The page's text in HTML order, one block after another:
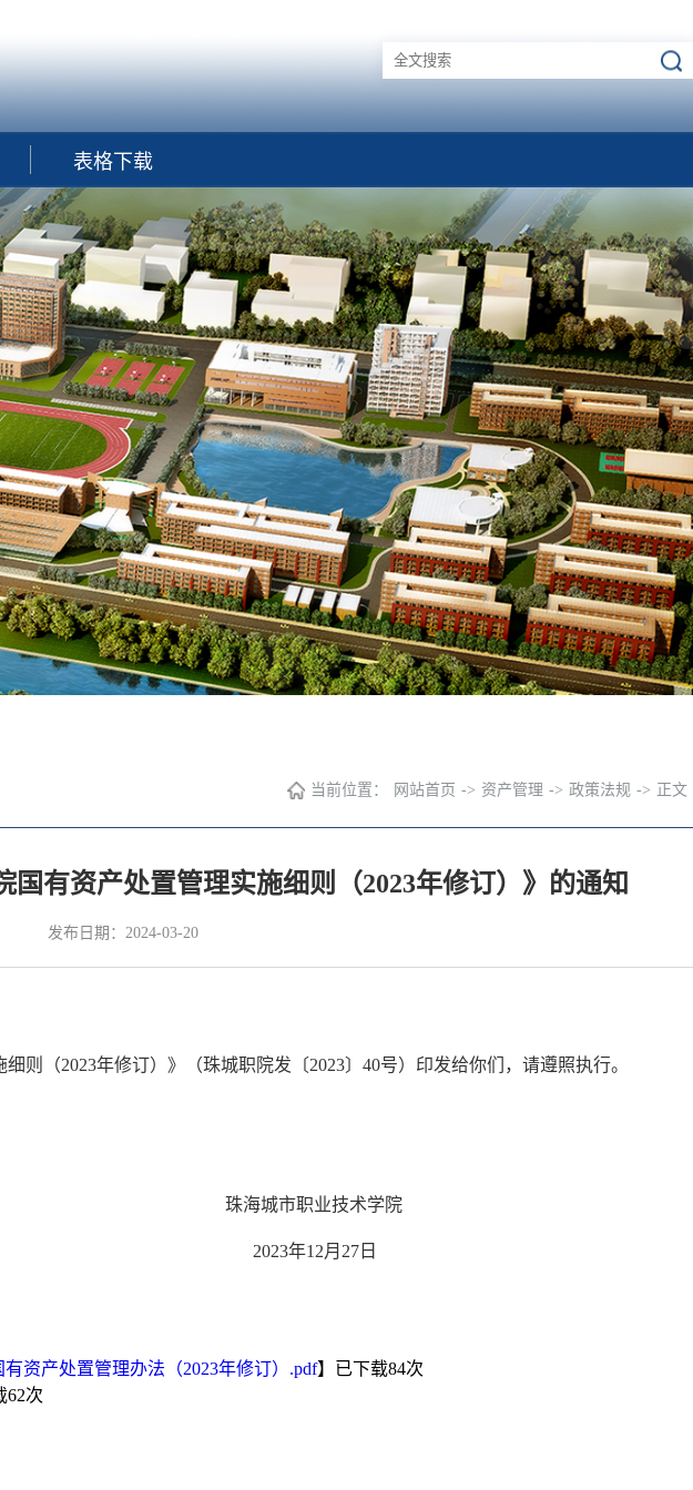
表格下载
当前位置： 网站首页 -> 资产管理 -> 政策法规 -> 正文
有资产处置管理实施细则（2023年修订）》的通知
发布日期：2024-03-20
细则（2023年修订）》（珠城职院发〔2023〕 40号）印发给你们，请遵照执行。
市职业技术学院
年12月 27 日
资产处置管理办法（2023年修订）.pdf】已下载84次
62次